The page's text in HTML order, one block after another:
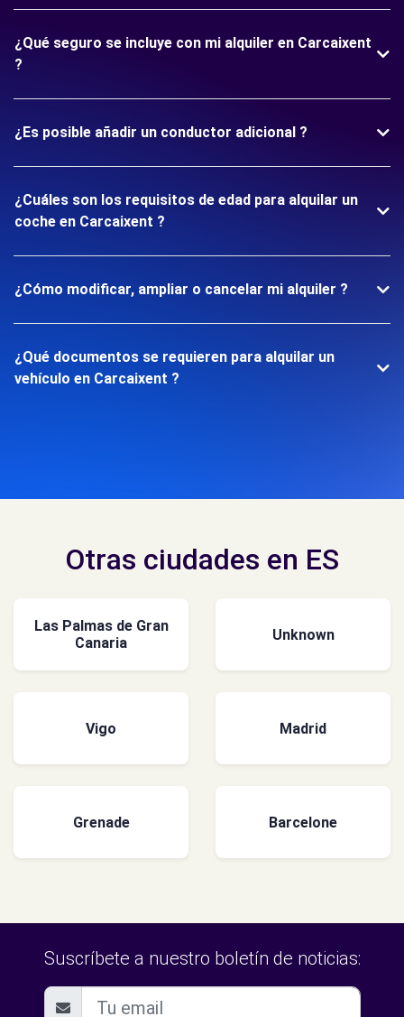
¿Qué seguro se incluye con mi alquiler en Carcaixent
?
¿Es posible añadir un conductor adicional ?
¿Cuáles son los requisitos de edad para alquilar un
coche en Carcaixent ?
¿Cómo modificar, ampliar o cancelar mi alquiler ?
¿Qué documentos se requieren para alquilar un
vehículo en Carcaixent ?
Otras ciudades en ES
Las Palmas de Gran
Canaria
Unknown
Vigo Madrid
Grenade Barcelone
Suscríbete a nuestro boletín de noticias: